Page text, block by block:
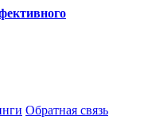
Обратная связь